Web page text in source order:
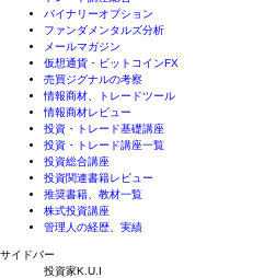
バイナリーオプション
ファンダメンタルズ分析
メールマガジン
仮想通貨・ビットコインFX
売買ジグナルの考察
情報商材、トレードツール
情報商材レビュー
投資・トレード基礎講座
投資・トレード講座一覧
投資総合講座
投資関連書籍レビュー
推奨書籍、教材一覧
株式投資講座
管理人の経歴、実績
サイドバー
投資家K.U.I